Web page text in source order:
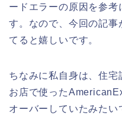
ードエラーの原因を参考
す。なので、今回の記事
てると嬉しいです。
ちなみに私自身は、住
お店で使った
オーバーしていたみたい